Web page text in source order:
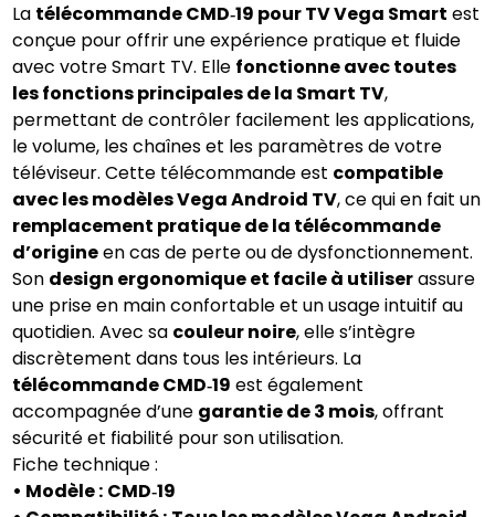
La télécommande CMD‑19 pour TV Vega Smart est
conçue pour offrir une expérience pratique et fluide
avec votre Smart TV. Elle fonctionne avec toutes
les fonctions principales de la Smart TV,
permettant de contrôler facilement les applications,
le volume, les chaînes et les paramètres de votre
téléviseur. Cette télécommande est compatible
avec les modèles Vega Android TV, ce qui en fait un
remplacement pratique de la télécommande
d’origineen cas de perte ou de dysfonctionnement.
Son design ergonomique et facile à utiliserassure
une prise en main confortable et un usage intuitif au
quotidien. Avec sa couleur noire, elle s’intègre
discrètement dans tous les intérieurs. La
télécommande CMD‑19 est également
accompagnée d’une garantie de 3 mois, offrant
sécurité et fiabilité pour son utilisation.
Fiche technique :
• Modèle : CMD‑19